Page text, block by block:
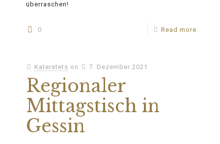
überraschen!
0 Read more
Katerstets on 7. Dezember 2021
Regionaler
Mittagstisch in
Gessin